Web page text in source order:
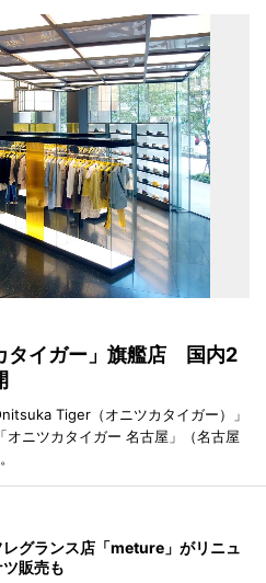
タイガー」旗艦店 国内2
Tiger（オニツカタイガー）」
ニツカタイガー 名古屋」（名古屋
グランス店「meture」がリニュ
販売も